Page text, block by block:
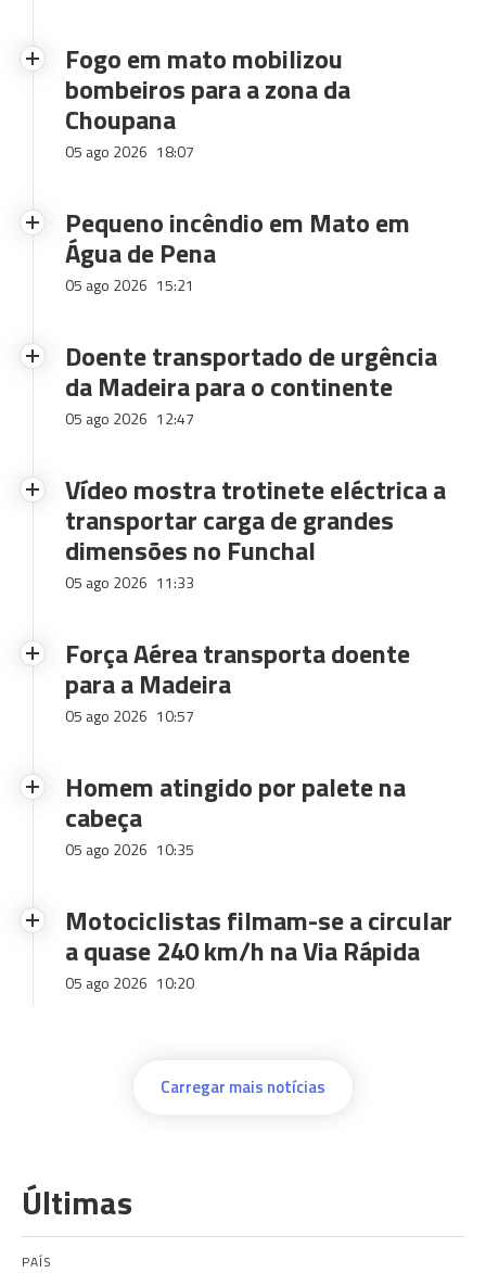
Fogo em mato mobilizou
bombeiros para a zona da
Choupana
05 ago 2026 18:07
Pequeno incêndio em Mato em
Água de Pena
05 ago 2026 15:21
Doente transportado de urgência
da Madeira para o continente
05 ago 2026 12:47
Vídeo mostra trotinete eléctrica a
transportar carga de grandes
dimensões no Funchal
05 ago 2026 11:33
Força Aérea transporta doente
para a Madeira
05 ago 2026 10:57
Homem atingido por palete na
cabeça
05 ago 2026 10:35
Motociclistas filmam-se a circular
a quase 240 km/h na Via Rápida
05 ago 2026 10:20
Carregar mais notícias
Últimas
PAÍS